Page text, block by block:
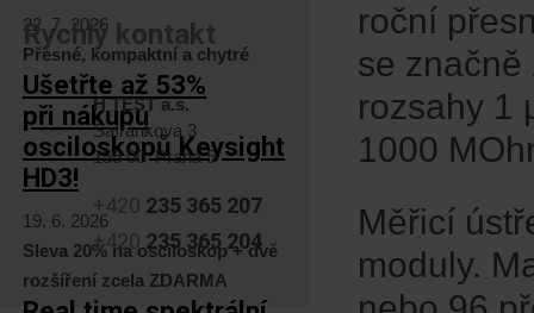
roční
se
rozsahy 1
1000
Měřicí
moduly.
22. 7. 2026
Přesné, kompaktní a chytré
Ušetřte až 53%
při nákupu
osciloskopů Keysight
HD3!
19. 6. 2026
Sleva 20% na osciloskop + dvě
rozšíření zcela ZDARMA
Rychlý kontakt
H TEST a.s.
Šafránkova 3
155 00 Praha 5
+420 235 365 207
+420 235 365 204